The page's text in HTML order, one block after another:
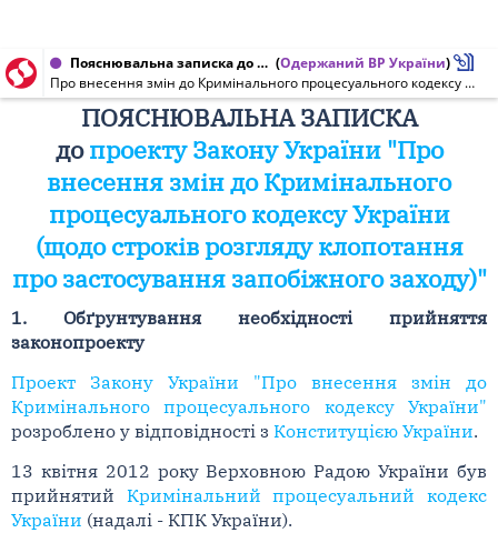
Пояснювальна записка до проекту Закону України від 25.03.2016 № 4305 (Одержаний ВР України)
Про внесення змін до Кримінального процесуального кодексу України (щодо строків розгляду клопотання про застосування запобіжного заходу)